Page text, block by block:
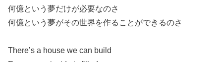
何億という夢だけが必要なのさ
何億という夢がその世界を作ることができるのさ
There’s a house we can build